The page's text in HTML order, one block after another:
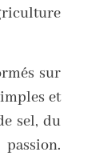
sur
et
sel, du